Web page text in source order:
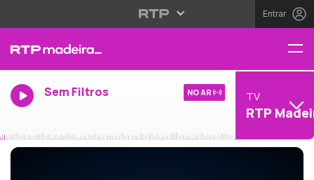
Entrar
Sem Filtros NO AR TV
RTP